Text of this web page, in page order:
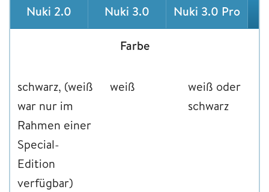
Nuki 2.0 Nuki 3.0 Nuki 3.0 Pro
Farbe
schwarz, (weiß
war nur im
Rahmen einer
Special-
Edition
verfügbar)
weiß
weiß oder
schwarz